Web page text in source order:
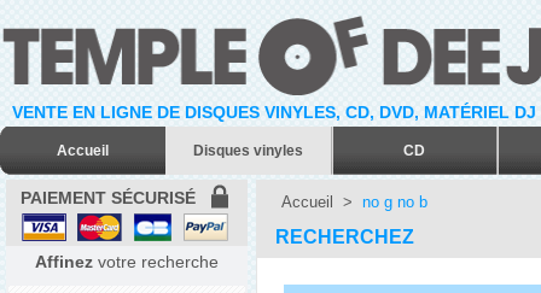
VENTE EN LIGNE DE DISQUES VINYLES, CD, DVD, MATÉRIEL
Accueil Disques vinyles CD
PAIEMENT SÉCURISÉ
Affinez votre recherche
Accueil > no g no b
RECHERCHEZ